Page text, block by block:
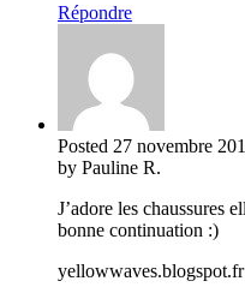
Répondre
Posted 27 novembre
by Pauline R.
J’adore les chaussures
bonne continuation :)
yellowwaves.blogspot.fr